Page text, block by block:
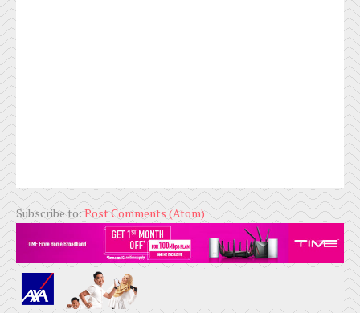
Subscribe to:Post Comments (Atom)